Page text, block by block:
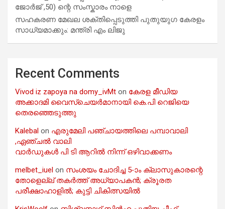
ജോർജ് ,50) ന്റെ സംസ്കാരം നാളെ
സഹകരണ മേഖല ശക്തിപ്പെടുത്തി പുതുയുഗ കേരളം
സാധ്യമാക്കും: മന്ത്രി എം ലിജു
Recent Comments
Vivod iz zapoya na domy_ivMt on കേരള മീഡിയ
അക്കാദമി വൈസ്ചെയർമാനായി കെ.പി റെജിയെ
തെരഞ്ഞെടുത്തു
Kalebal on എരുമേലി പഞ്ചായത്തിലെ പമ്പാവാലി
,ഏഞ്ചൽ വാലി
വാർഡുകൾ പി ടി ആറിൽ നിന്ന് ഒഴിവാക്കണം
melbet_iuel on സംശയം ചോദിച്ച 5-ാം ക്ലാസുകാരന്റെ
തോളെല്ല് തകർത്ത് അധ്യാപകൻ; ക്രൂരത
പരീക്ഷാഹാളിൽ; കുട്ടി ചികിത്സയിൽ